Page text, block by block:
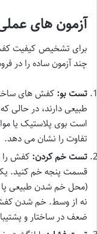
آزمون های
برای تشخیص کیفیت
چند آزمون ساده را در
تست بو: کفش های
طبیعی دارند، در
است بوی پلاستیک یا
تفاوت را نشان می دهد.
تست خم کردن: کفش را
قسمت پنجه خم کنید. یک
(محل خم شدن طبیعی پا
نه از وسط. خم شدن
ضعف در ساختار و